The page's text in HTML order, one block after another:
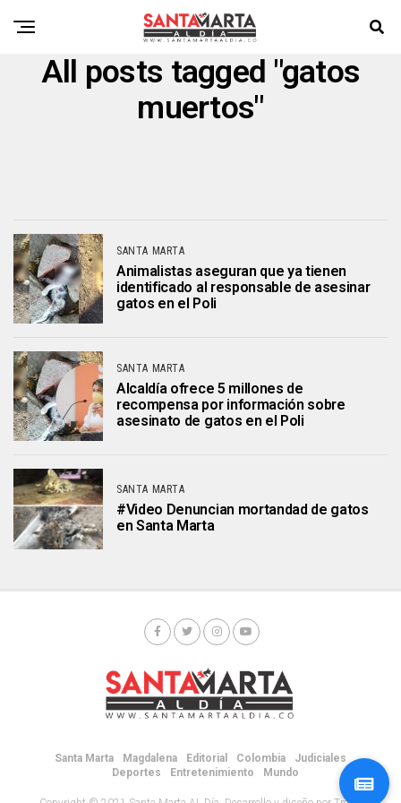
All posts tagged "gatos
muertos"
SANTA MARTA
Animalistas aseguran que ya tienen
identificado al responsable de asesinar
gatos en el Poli
SANTA MARTA
Alcaldía ofrece 5 millones de
recompensa por información sobre
asesinato de gatos en el Poli
SANTA MARTA
#Video Denuncian mortandad de gatos
en Santa Marta
Santa Marta Magdalena Editorial Colombia
Judiciales
Deportes
Entretenimiento Mundo